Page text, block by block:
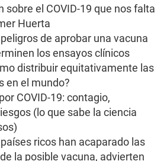
sobre el COVID-19 que nos falta
Huerta
de aprobar una vacuna
los ensayos clínicos
distribuir equitativamente las
en el mundo?
COVID-19: contagio,
(lo que sabe la ciencia
países ricos han acaparado las
la posible vacuna, advierten